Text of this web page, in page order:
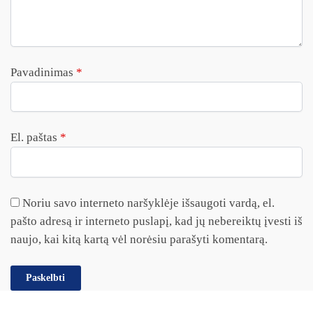
Pavadinimas *
El. paštas *
Noriu savo interneto naršyklėje išsaugoti vardą, el.
pašto adresą ir interneto puslapį, kad jų nebereiktų įvesti iš
naujo, kai kitą kartą vėl norėsiu parašyti komentarą.